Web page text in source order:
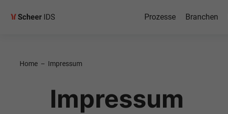
Prozesse Branchen
Home – Impressum
Impressum